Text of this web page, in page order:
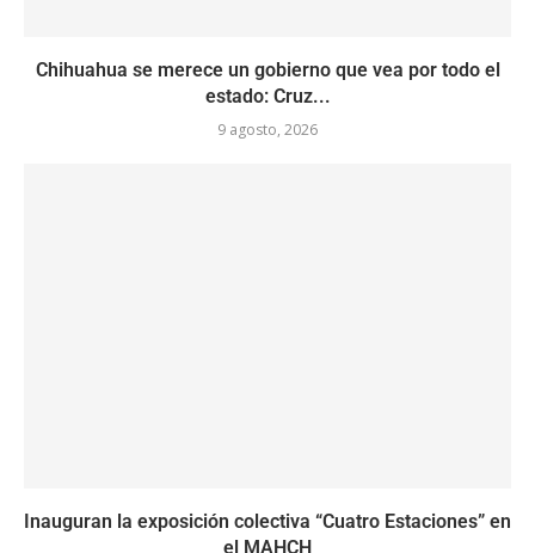
Chihuahua se merece un gobierno que vea por todo el
estado: Cruz...
9 agosto, 2026
Inauguran la exposición colectiva “Cuatro Estaciones” en
el MAHCH